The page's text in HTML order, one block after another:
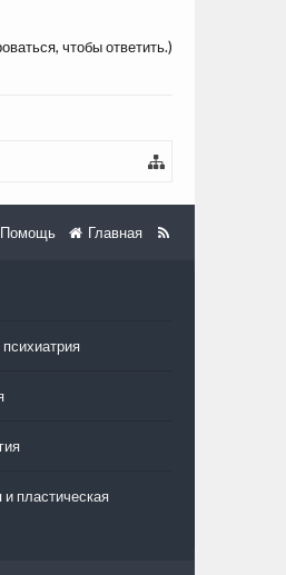
чтобы ответить.)
Помощь Главная
и пластическая